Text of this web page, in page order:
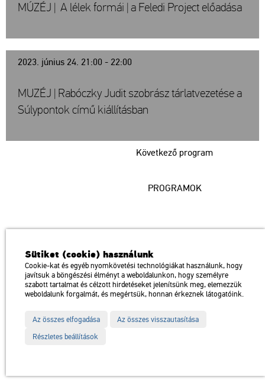
MÚZÉJ | A lélek formái | a Feledi Project előadása
2023. június 24. 21:00 - 22:00
Következő program
MUZÉJ | Rabóczky Judit szobrász tárlatvezetése a
Súlypontok című kiállításban
PROGRAMOK
a Magyar Művészeti Akadémia intézménye
1146 Budapest, Dózsa György út 37.
Megközelíthető: Millenniumi Földalatti Vasút – Hősök tere megálló
Trolibusz: 75, 79 / Autóbusz: 20, 30, 105
Impresszum Sitemap Adatvédelem
térkép
Sütiket (cookie) használunk
Cookie-kat és egyéb nyomkövetési technológiákat használunk, hogy
javítsuk a böngészési élményt a weboldalunkon, hogy személyre
szabott tartalmat és célzott hirdetéseket jelenítsünk meg, elemezzük
weboldalunk forgalmát, és megértsük, honnan érkeznek látogatóink.
Az összes elfogadása
Az összes visszautasítása
Részletes beállítások